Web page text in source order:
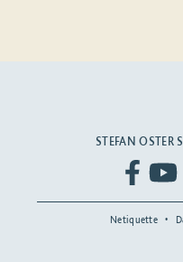
STEFAN OSTER
Netiquette